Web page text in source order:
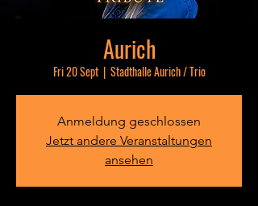
Aurich
Fri 20 Sept
  |
Stadthalle Aurich / Trio
Anmeldung geschlossen
Jetzt andere Veranstaltungen
ansehen